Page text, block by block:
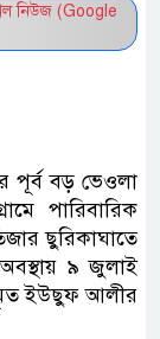
নিউজ (Google
পূর্ব বড় ভেওলা
পারিবারিক
ছুরিকাঘাতে
৯ জুলাই
মৃত ইউছুফ আলীর